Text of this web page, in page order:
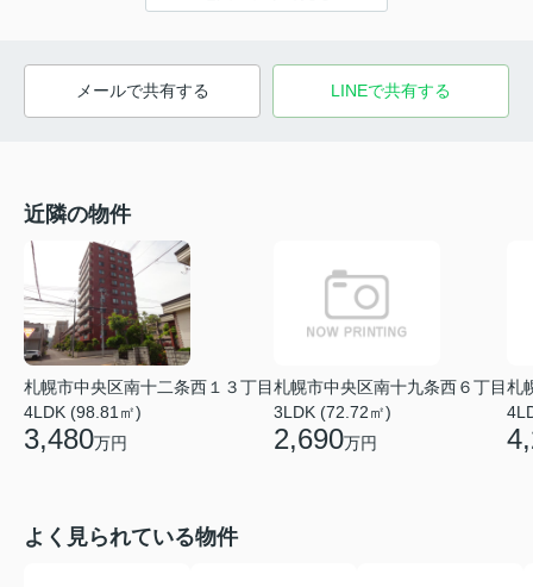
メールで共有する LINEで共有する
近隣の物件
札幌市中央区南十二条西１３丁目
4LDK (98.81㎡)
3,480万円
札幌市中央区南十九条西６丁目
3LDK (72.72㎡)
2,690万円
札
よく見られている物件